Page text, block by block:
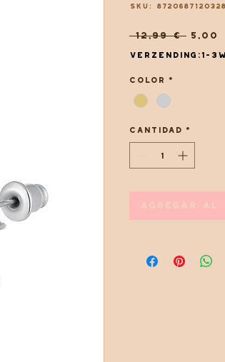
SKU: 8720687120328
12,99 € 5,00
Verzending:1-
Color *
Cantidad *
Agregar al